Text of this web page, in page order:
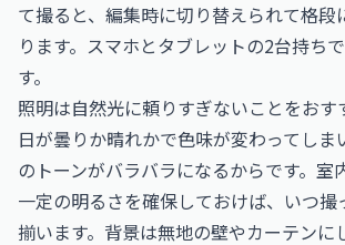
て撮ると、編集時に切り替えられて格段
ります。スマホとタブレットの2台持ち
す。
照明は自然光に頼りすぎないことをおす
日が曇りか晴れかで色味が変わってしま
のトーンがバラバラになるからです。室
一定の明るさを確保しておけば、いつ撮
揃います。背景は無地の壁やカーテンに